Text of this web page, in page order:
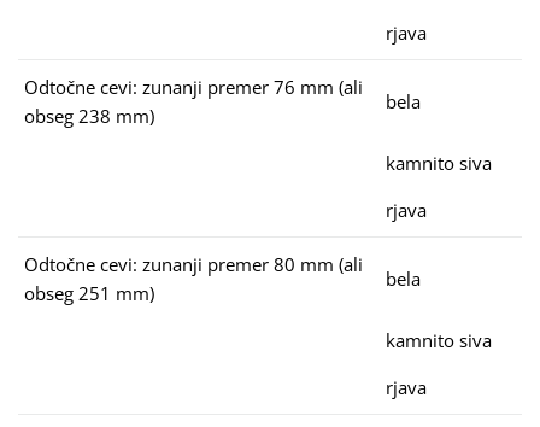
rjava
Odtočne cevi: zunanji premer 76 mm (ali
obseg 238 mm)
bela
kamnito siva
rjava
Odtočne cevi: zunanji premer 80 mm (ali
obseg 251 mm)
bela
kamnito siva
rjava